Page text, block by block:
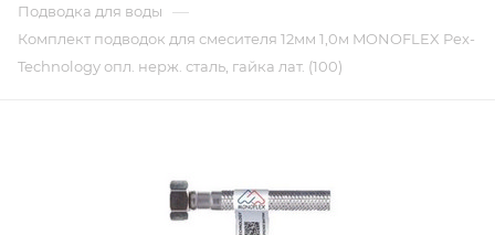
Подводка для воды —
Комплект подводок для смесителя 12мм 1,0м MONOFLEX Pex-
Technology опл. нерж. сталь, гайка лат. (100)